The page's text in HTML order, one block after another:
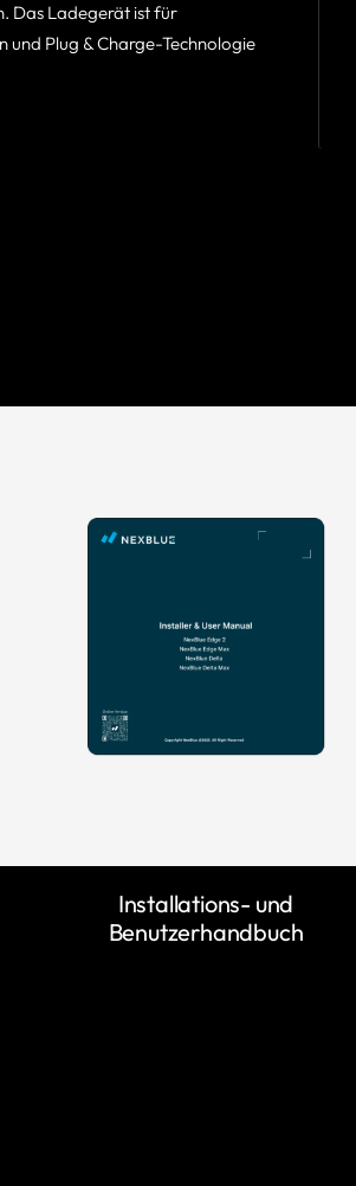
Das Ladegerät ist für
und Plug & Charge-Technologie
Installations- und
Benutzerhandbuch